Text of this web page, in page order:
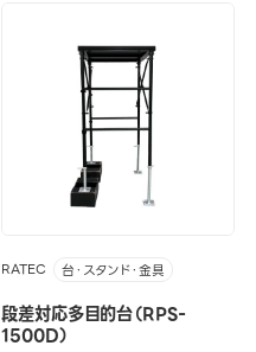
RATEC 台・スタンド・金具
段差対応多目的台（RPS-
1500D）